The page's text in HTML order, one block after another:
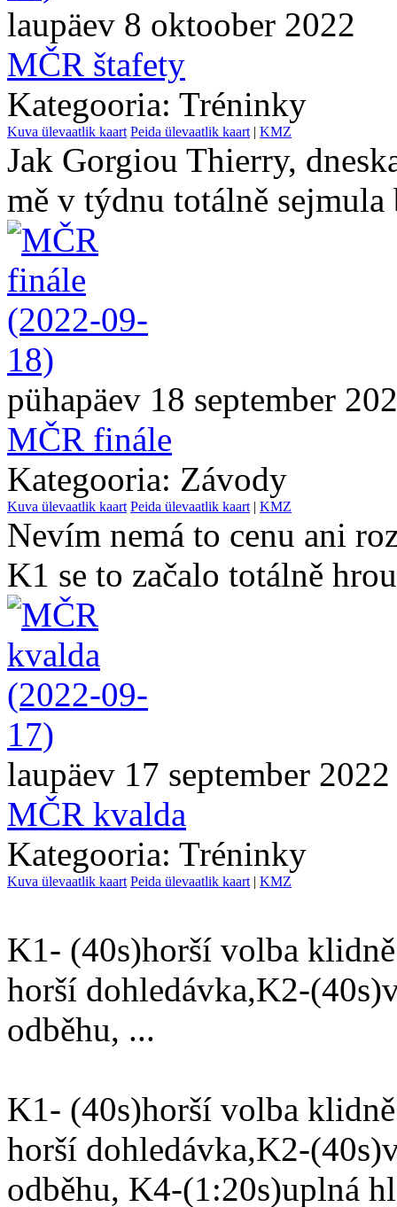
laupäev 8 oktoober 2022
MČR štafety
Kategooria: Tréninky
Kuva ülevaatlik kaart Peida ülevaatlik kaart | KMZ
Jak Gorgiou Thierry,
mě v týdnu totálně
pühapäev 18 september
MČR finále
Kategooria: Závody
Kuva ülevaatlik kaart Peida ülevaatlik kaart | KMZ
Nevím nemá to cenu ani
K1 se to začalo totálně
laupäev 17 september 2022
MČR kvalda
Kategooria: Tréninky
Kuva ülevaatlik kaart Peida ülevaatlik kaart | KMZ
K1- (40s)horší volba
horší dohledávka,K2-
odběhu, ...
K1- (40s)horší volba
horší dohledávka,K2-
odběhu, K4-(1:20s)uplná